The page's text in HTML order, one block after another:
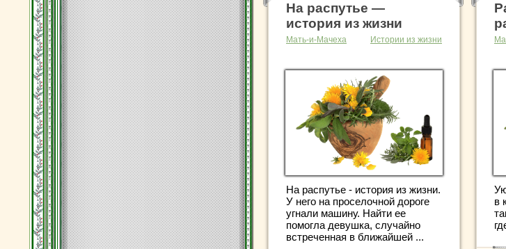
На распутье —
история из жизни
Мать-и-Мачеха Истории из жизни
На распутье - история из жизни.
У него на проселочной дороге
угнали машину. Найти ее
помогла девушка, случайно
встреченная в ближайшей ...
в